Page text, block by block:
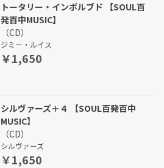
トータリー・インボルブド 【SOUL百
発百中MUSIC】
（CD）
ジミー・ルイス
￥1,650
シルヴァーズ＋４ 【SOUL百発百中
MUSIC】
（CD）
シルヴァーズ
￥1,650